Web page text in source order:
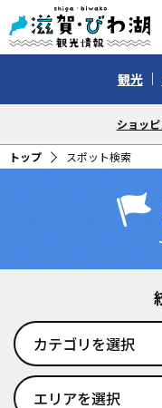
観光
ショッ
トップ スポット検索
カテゴリを選択
エリアを選択